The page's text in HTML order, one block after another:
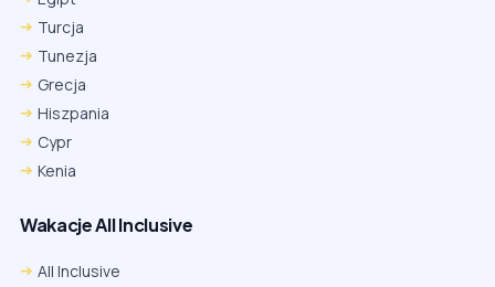
Turcja
Tunezja
Grecja
Hiszpania
Cypr
Kenia
Wakacje All Inclusive
All Inclusive